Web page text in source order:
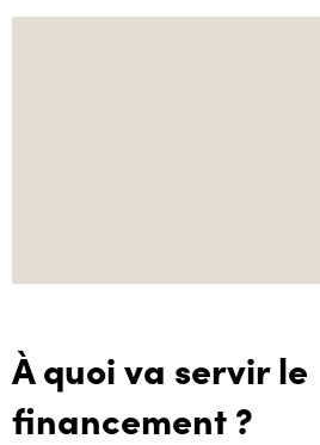
À quoi va servir le
financement ?